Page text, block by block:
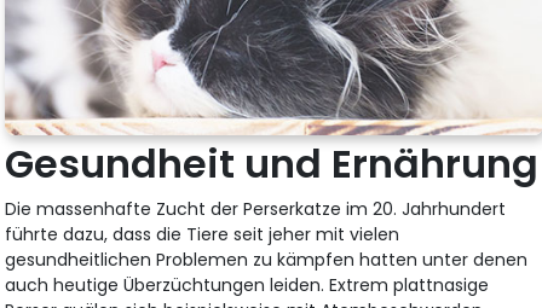
Gesundheit und Ernährung
Die massenhafte Zucht der Perserkatze im 20. Jahrhundert
führte dazu, dass die Tiere seit jeher mit vielen
gesundheitlichen Problemen zu kämpfen hatten unter denen
auch heutige Überzüchtungen leiden. Extrem plattnasige